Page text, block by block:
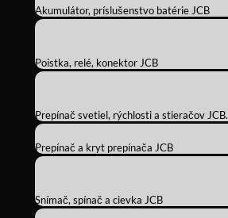
Akumulátor, príslušenstvo batérie JCB
Poistka, relé, konektor JCB
Prepínač svetiel, rýchlosti a stieračov JCB.
Prepínač a kryt prepínača JCB
Snímač, spínač a cievka JCB